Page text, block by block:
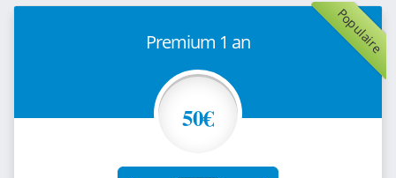
Populaire
Premium 1 an
50€